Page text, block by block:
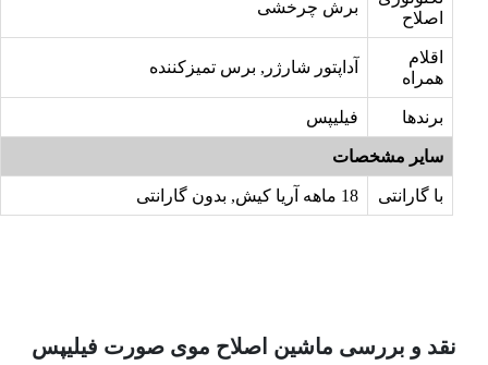
اصلاح
برش چرخشی
اقلام
همراه
آداپتور شارژر, برس تمیزکننده
برندها فیلیپس
سایر مشخصات
با گارانتی
نقد و بررسی ماشین اصلاح موی صورت فیلیپس